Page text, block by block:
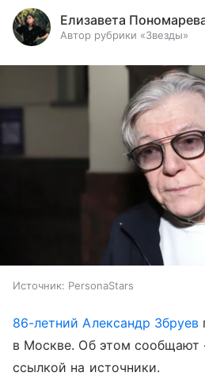
Елизавета
Автор рубрики «Звезды»
Источник: PersonaStars
86-летний Александр Збруев
в Москве. Об этом сообщают
ссылкой на источники.